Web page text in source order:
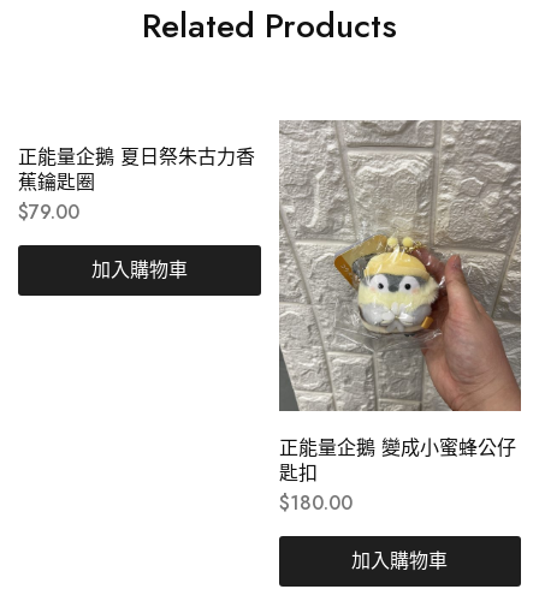
Related Products
正能量企鵝 夏日祭朱古力香
蕉鑰匙圈
$79.00
加入購物車
正能量企鵝 變成小蜜蜂公仔
匙扣
$180.00
加入購物車